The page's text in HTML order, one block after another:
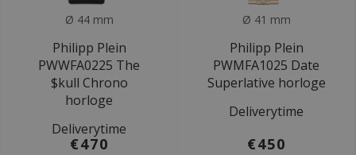
Ø 44 mm
Philipp Plein
PWWFA0225 The
$kull Chrono
horloge
Deliverytime
€470
Ø 41 mm
Philipp Plein
PWMFA1025 Date
Superlative horloge
Deliverytime
€450